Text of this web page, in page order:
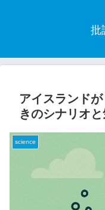
批
アイスランド
きのシナリオ
science